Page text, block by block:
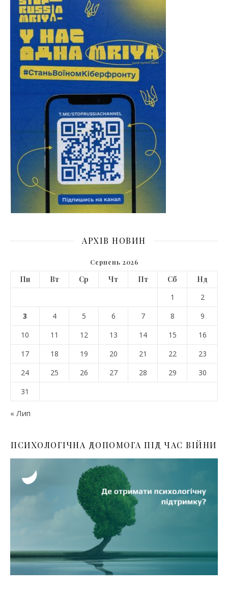
АРХІВ НОВИН
Серпень 2026
Пн Вт Ср Чт Пт Сб
Нд
1
2
3
4 5 6 7 8
9
10
11 12 13 14 15
16
17
18 19 20 21 22
23
24
25 26 27 28 29
30
31
« Лип
ПСИХОЛОГІЧНА ДОПОМОГА ПІД ЧАС ВІЙНИ